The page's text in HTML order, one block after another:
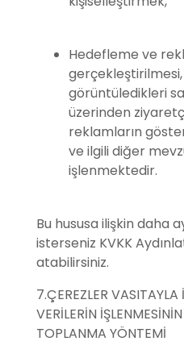
Hedefleme ve
görüntüledikleri
üzerinden
reklamların
ve ilgili diğer
işlenmektedir.
Bu hususa ilişkin daha
isterseniz KVKK
atabilirsiniz.
7.ÇEREZLER VASITAYLA
VERİLERİN
TOPLANMA YÖNTEMİ